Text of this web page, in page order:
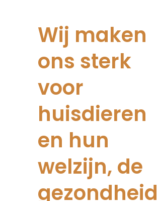
Wij maken
ons sterk
voor
huisdieren
en hun
welzijn, de
gezondheid